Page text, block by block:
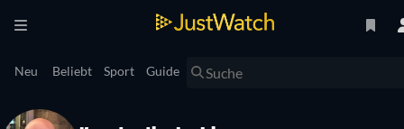
Neu Beliebt Sport Guide